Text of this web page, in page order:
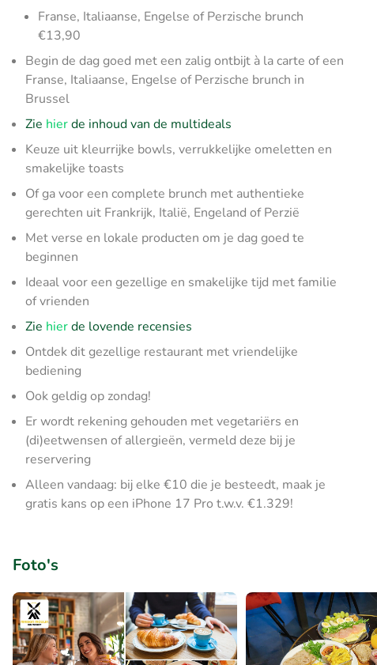
Franse, Italiaanse, Engelse of Perzische brunch
€13,90
Begin de dag goed met een zalig ontbijt à la carte of een
Franse, Italiaanse, Engelse of Perzische brunch in
Brussel
Zie hierde inhoud van de multideals
Keuze uit kleurrijke bowls, verrukkelijke omeletten en
smakelijke toasts
Of ga voor een complete brunch met authentieke
gerechten uit Frankrijk, Italië, Engeland of Perzië
Met verse en lokale producten om je dag goed te
beginnen
Ideaal voor een gezellige en smakelijke tijd met familie
of vrienden
Zie hierde lovende recensies
Ontdek dit gezellige restaurant met vriendelijke
bediening
Ook geldig op zondag!
Er wordt rekening gehouden met vegetariërs en
(di)eetwensen of allergieën, vermeld deze bij je
reservering
Alleen vandaag: bij elke €10 die je besteedt, maak je
gratis kans op een iPhone 17 Pro t.w.v. €1.329!
Foto's